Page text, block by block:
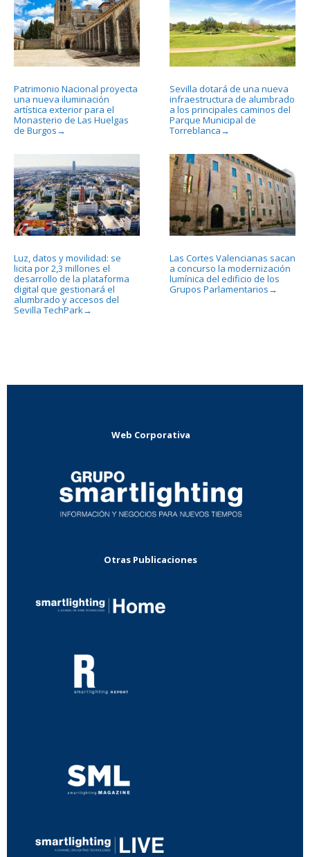
Patrimonio Nacional proyecta
una nueva iluminación
artística exterior para el
Monasterio de Las Huelgas
de Burgos →
Sevilla dotará de una nueva
infraestructura de alumbrado
a los principales caminos del
Parque Municipal de
Torreblanca →
Luz, datos y movilidad: se
licita por 2,3 millones el
desarrollo de la plataforma
digital que gestionará el
alumbrado y accesos del
Sevilla TechPark→
Las Cortes Valencianas sacan
a concurso la modernización
lumínica del edificio de los
Grupos Parlamentarios →
Web Corporativa
Otras Publicaciones